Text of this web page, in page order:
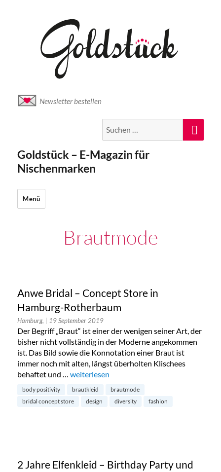
Newsletter bestellen
nach:
Goldstück – E-Magazin für
Nischenmarken
Menü
Brautmode
Anwe Bridal – Concept Store in
Hamburg-Rotherbaum
Hamburg, | 19 September 2019
Der Begriff „Braut“ ist einer der wenigen seiner Art, der
bisher nicht vollständig in der Moderne angekommen
ist. Das Bild sowie die Konnotation einer Braut ist
immer noch mit alten, längst überholten Klischees
behaftet und … „Anwe Bridal – Concept Store in Hamburg-
weiterlesen
body positivity brautkleid
brautmode
bridal concept store
design diversity fashion
2 Jahre Elfenkleid – Birthday Party und